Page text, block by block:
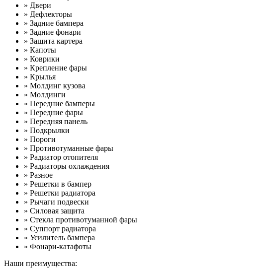
» Двери
» Дефлекторы
» Задние бампера
» Задние фонари
» Защита картера
» Капоты
» Коврики
» Крепление фары
» Крылья
» Молдинг кузова
» Молдинги
» Передние бамперы
» Передние фары
» Передняя панель
» Подкрылки
» Пороги
» Противотуманные фары
» Радиатор отопителя
» Радиаторы охлаждения
» Разное
» Решетки в бампер
» Решетки радиатора
» Рычаги подвески
» Силовая защита
» Стекла противотуманной фары
» Суппорт радиатора
» Усилитель бампера
» Фонари-катафоты
Наши преимущества: